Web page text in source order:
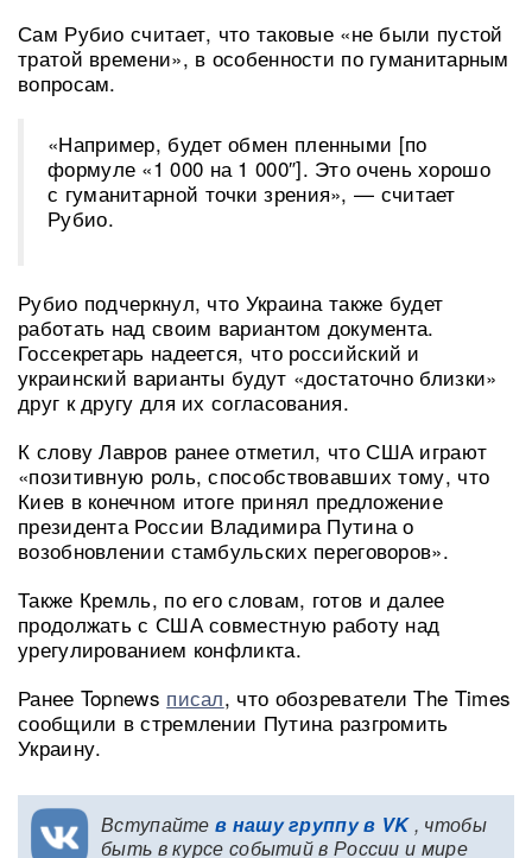
Сам Рубио считает, что таковые «не были пустой
тратой времени», в особенности по гуманитарным
вопросам.
«Например, будет обмен пленными [по
формуле «1 000 на 1 000″]. Это очень хорошо
с гуманитарной точки зрения», — считает
Рубио.
Рубио подчеркнул, что Украина также будет
работать над своим вариантом документа.
Госсекретарь надеется, что российский и
украинский варианты будут «достаточно близки»
друг к другу для их согласования.
К слову Лавров ранее отметил, что США играют
«позитивную роль, способствовавших тому, что
Киев в конечном итоге принял предложение
президента России Владимира Путина о
возобновлении стамбульских переговоров».
Также Кремль, по его словам, готов и далее
продолжать с США совместную работу над
урегулированием конфликта.
Ранее Topnews писал, что обозреватели The Times
сообщили в стремлении Путина разгромить
Украину.
Вступайте в нашу группу в VK, чтобы
быть в курсе событий в России и мире